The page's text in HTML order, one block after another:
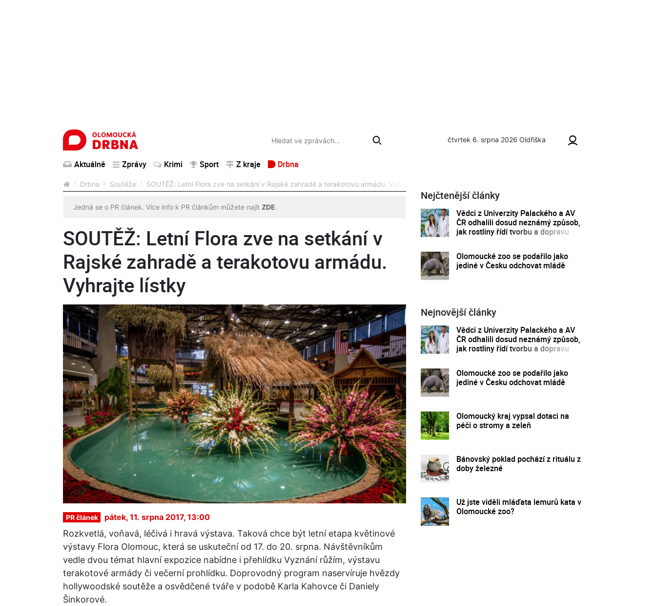
čtvrtek 6. srpna 2026 Oldřiška
Aktuálně Zprávy Krimi Sport Z kraje Drbna
Drbna Soutěže SOUTĚŽ: Letní Flora zve na setkání v Rajské zahradě a terakotovu armádu. Vyhrajte lístky
Jedná se o PR článek. Více info k PR článkům můžete najít ZDE.
SOUTĚŽ: Letní Flora zve na setkání v
Rajské zahradě a terakotovu armádu.
Vyhrajte lístky
PR článek pátek, 11. srpna 2017, 13:00
Rozkvetlá, voňavá, léčivá i hravá výstava. Taková chce být letní etapa květinové
výstavy Flora Olomouc, která se uskuteční od 17. do 20. srpna. Návštěvníkům
vedle dvou témat hlavní expozice nabídne i přehlídku Vyznání růžím, výstavu
terakotové armády či večerní prohlídku. Doprovodný program naservíruje hvězdy
hollywoodské soutěže a osvědčené tváře v podobě Karla Kahovce či Daniely
Šinkorové.
Nejčtenější články
Vědci z Univerzity Palackého a AV
ČR odhalili dosud neznámý způsob,
jak rostliny řídí tvorbu a dopravu
Olomoucké zoo se podařilo jako
jediné v Česku odchovat mládě
Nejnovější články
Vědci z Univerzity Palackého a AV
ČR odhalili dosud neznámý způsob,
jak rostliny řídí tvorbu a dopravu
Olomoucké zoo se podařilo jako
jediné v Česku odchovat mládě
Olomoucký kraj vypsal dotaci na
péči o stromy a zeleň
Bánovský poklad pochází z rituálu z
doby železné
Už jste viděli mláďata lemurů kata v
Olomoucké zoo?